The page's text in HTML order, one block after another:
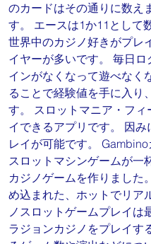
のカードはその通りに数え
す。 エースは1か11として
世界中のカジノ好きがプレ
イヤーが多いです。 毎日
インがなくなって遊べなく
ることで経験値を手に入り
す。 スロットマニア・フ
イできるアプリです。 因
レイが可能です。
スロットマシンゲームが一
カジノゲームを作りました
め込まれた、ホットでリア
ノスロットゲームプレイは
ラジョンカジノをプレイす